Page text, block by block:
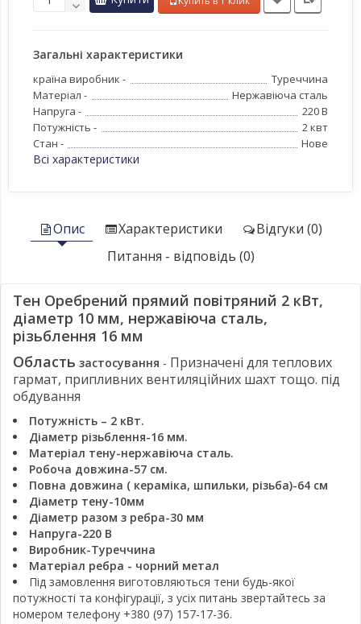
Загальні характеристики
країна виробник -
Туреччина
Матеріал -
Нержавіюча сталь
Напруга -
220 В
Потужність -
2 квт
Стан -
Нове
Всі характеристики
Опис Характеристики
Відгуки (0)
Питання - відповідь (0)
Тен Оребрений прямий повітряний 2 кВт,
діаметр 10 мм, нержавіюча сталь,
різьблення 16 мм
Область застосування - Призначені для теплових
гармат, припливних вентиляційних шахт тощо. під
обдування
Потужність – 2 кВт.
Діаметр різьблення-16 мм.
Матеріал тену-нержавіюча сталь.
Робоча довжина-57 см.
Повна довжина ( кераміка, шпильки, різьба)-64 см
Діаметр тену-10мм
Діаметр разом з ребра-30 мм
Напруга-220 В
Виробник-Туреччина
Матеріал ребра - чорний метал
Під замовлення виготовляються тени будь-якої
потужності та конфігурації, з усіх питань звертайтесь за
номером телефону +380 (97) 157-17-36.